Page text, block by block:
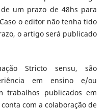
um prazo de 48hs para
o editor não tenha tido
o artigo será publicado
Stricto sensu, são
em ensino e/ou
trabalhos publicados em
com a colaboração de